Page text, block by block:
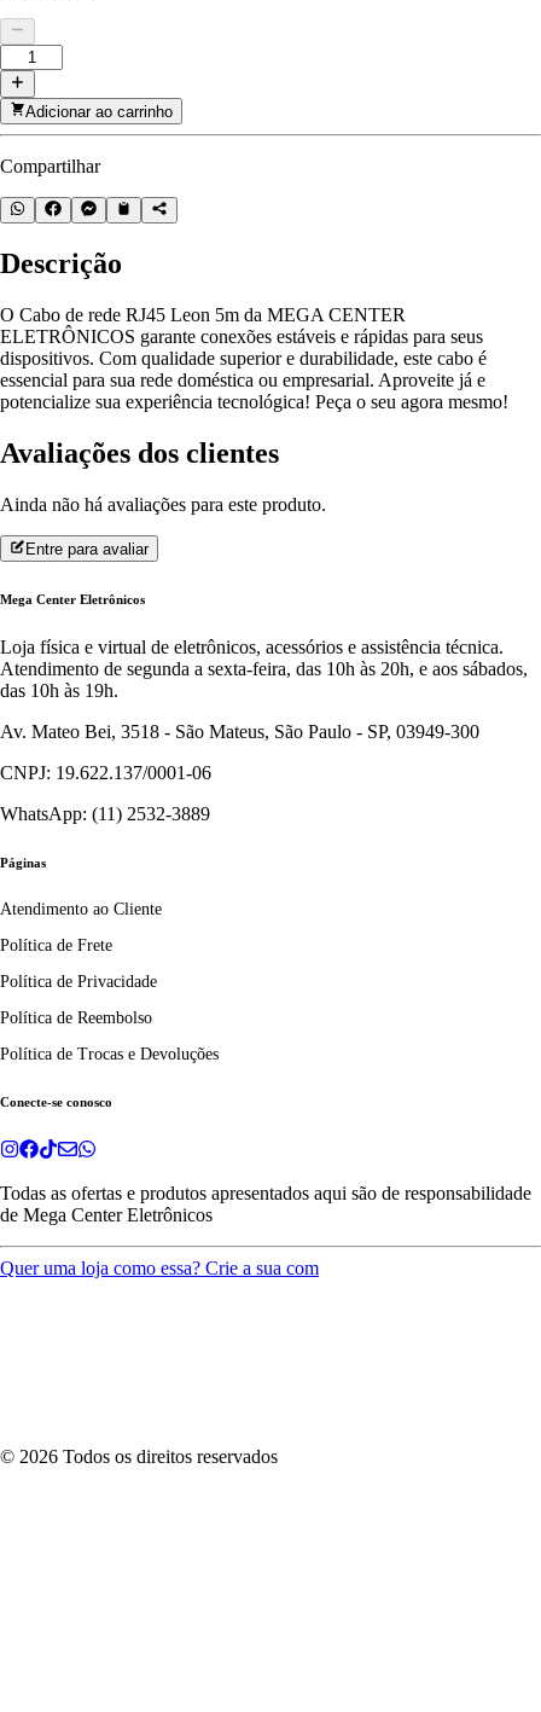
Adicionar ao carrinho
Compartilhar
Descrição
O Cabo de rede RJ45 Leon 5m da MEGA CENTER
ELETRÔNICOS garante conexões estáveis e rápidas para seus
dispositivos. Com qualidade superior e durabilidade, este cabo é
essencial para sua rede doméstica ou empresarial. Aproveite já e
potencialize sua experiência tecnológica! Peça o seu agora mesmo!
Avaliações dos clientes
Ainda não há avaliações para este produto.
Entre para avaliar
Mega Center Eletrônicos
Loja física e virtual de eletrônicos, acessórios e assistência técnica.
Atendimento de segunda a sexta-feira, das 10h às 20h, e aos sábados,
das 10h às 19h.
Av. Mateo Bei, 3518 - São Mateus, São Paulo - SP, 03949-300
CNPJ: 19.622.137/0001-06
WhatsApp: (11) 2532-3889
Páginas
Atendimento ao Cliente
Política de Frete
Política de Privacidade
Política de Reembolso
Política de Trocas e Devoluções
Conecte-se conosco
Todas as ofertas e produtos apresentados aqui são de responsabilidade
de Mega Center Eletrônicos
Quer uma loja como essa? Crie a sua com
© 2026 Todos os direitos reservados